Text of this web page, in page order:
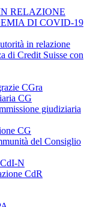
RELAZIONE
DI COVID-19
in relazione
di Credit Suisse con
CGra
CG
giudiziaria
CG
del Consiglio
N
CdR